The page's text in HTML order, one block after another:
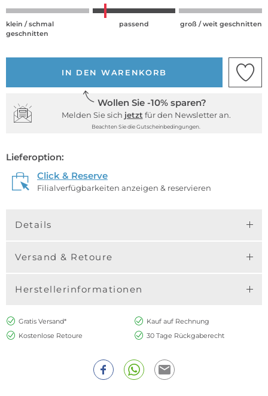
klein / schmal
geschnitten
passend groß / weit geschnitten
IN DEN WARENKORB
Wollen Sie -10% sparen?
Melden Sie sich jetzt für den Newsletter an.
Beachten Sie die Gutscheinbedingungen.
Lieferoption:
Click & Reserve
Filialverfügbarkeiten anzeigen & reservieren
Details
Versand & Retoure
Herstellerinformationen
Gratis Versand*
Kauf auf Rechnung
Kostenlose Retoure
30 Tage Rückgaberecht